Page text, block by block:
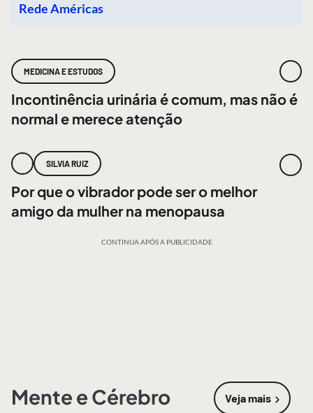
Rede Américas
MEDICINA E ESTUDOS
Incontinência urinária é comum, mas não é
normal e merece atenção
SILVIA RUIZ
Por que o vibrador pode ser o melhor
amigo da mulher na menopausa
CONTINUA APÓS A PUBLICIDADE
Mente e Cérebro Veja mais
sobre